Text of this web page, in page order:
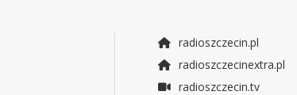
radioszczecin.pl
radioszczecinextra.pl
radioszczecin.tv